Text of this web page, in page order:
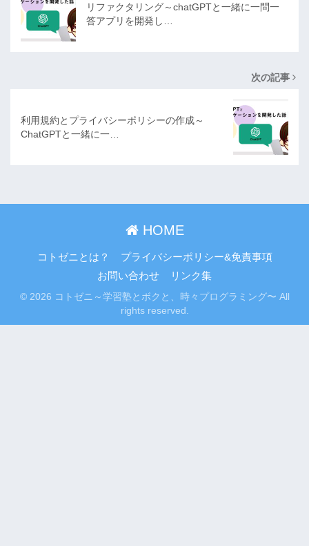
リファクタリング～chatGPTと一緒に一問一
答アプリを開発し…
次の記事
利用規約とプライバシーポリシーの作成～
ChatGPTと一緒に一…
HOME
コトゼニとは？
プライバシーポリシー&免責事項
お問い合わせ
リンク集
© 2026 コトゼニ～学習塾とボクと、時々プログラミング〜 All
rights reserved.